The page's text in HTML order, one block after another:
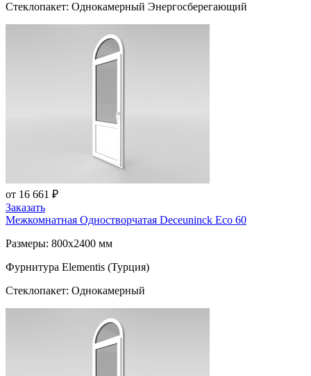
Стеклопакет: Однокамерный Энергосберегающий
от 16 661 ₽
Заказать
Межкомнатная Одностворчатая Deceuninck Eco 60
Размеры: 800x2400 мм
Фурнитура Elementis (Турция)
Стеклопакет: Однокамерный